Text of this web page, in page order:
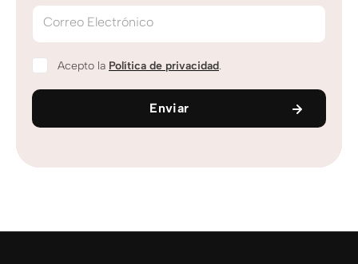
Correo Electrónico
Acepto la Política de privacidad.
Enviar